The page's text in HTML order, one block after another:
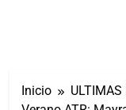
Inicio
ULTIMAS